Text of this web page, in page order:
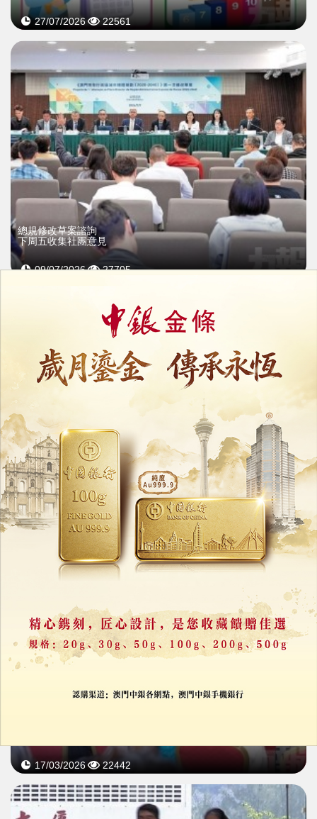
27/07/2026 22561
總規修改草案諮詢
下周五收集社團意見
09/07/2026 27705
行政長官慰問男童家屬
政府盡快諮詢修改道路交通法
01/06/2026 34244
17/03/2026 22442